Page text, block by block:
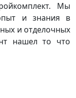
Мы
и знания в
и отделочных
нашел то что